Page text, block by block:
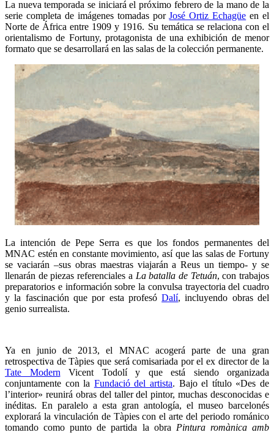
La nueva temporada se iniciará el próximo febrero de la mano de la
serie completa de imágenes tomadas porJosé Ortiz Echagüe en el
Norte de África entre 1909 y 1916. Su temática se relaciona con el
orientalismo de Fortuny, protagonista de una exhibición de menor
formato que se desarrollará en las salas de la colección permanente.
La intención de Pepe Serra es que los fondos permanentes del
MNAC estén en constante movimiento, así que las salas de Fortuny
se vaciarán –sus obras maestras viajarán a Reus un tiempo- y se
llenarán de piezas referenciales a La batalla de Tetuán, con trabajos
preparatorios e información sobre la convulsa trayectoria del cuadro
y la fascinación que por esta profesóDalí, incluyendo obras del
genio surrealista.
Ya en junio de 2013, el MNAC acogerá parte de una gran
retrospectiva de Tàpies que será comisariada por el ex director de la
Tate Modern Vicent Todolí y que está siendo organizada
conjuntamente con la Fundació del artista. Bajo el título «Des de
l’interior» reunirá obras del taller del pintor, muchas desconocidas e
inéditas. En paralelo a esta gran antología, el museo barcelonés
explorará la vinculación de Tàpies con el arte del periodo románico
tomando como punto de partida la obra Pintura romànica amb